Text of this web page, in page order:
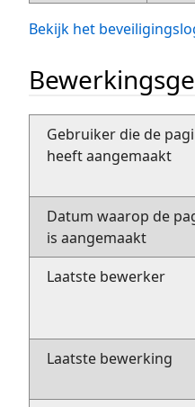
Bekijk het
Gebruiker die de
heeft aangemaakt
Datum waarop de
is aangemaakt
Laatste bewerker
Laatste bewerking